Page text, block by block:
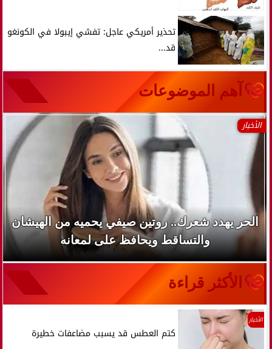
تحذير أمريكي عاجل: تفشي إيبولا في الكونغو
قد...
آهم الموضوعات
الأخبار
الحر يهدد شعرك.. روتين صيفي يحميه من الهيشان
والتساقط ويحافظ على لمعانه
الأكثر قراءة
الأخبار
كتم العطس قد يسبب مضاعفات خطيرة